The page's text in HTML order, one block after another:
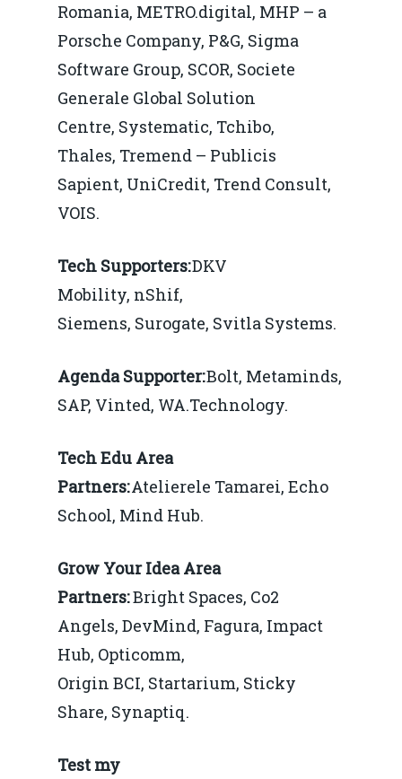
Romania, METRO.digital, MHP – a
Porsche Company, P&G, Sigma
Software Group, SCOR, Societe
Generale Global Solution
Centre, Systematic, Tchibo,
Thales, Tremend – Publicis
Sapient, UniCredit, Trend Consult,
VOIS.
Tech Supporters:DKV
Mobility, nShif,
Siemens, Surogate, Svitla Systems.
Agenda Supporter:Bolt, Metaminds,
SAP, Vinted, WA.Technology.
Tech Edu Area
Partners:Atelierele Tamarei, Echo
School, Mind Hub.
Grow Your Idea Area
Partners:Bright Spaces, Co2
Angels, DevMind, Fagura, Impact
Hub, Opticomm,
Origin BCI, Startarium, Sticky
Share, Synaptiq.
Test my
Evenimente
Foto
Modelul economic
România – orizont
resurselor naturale
Piaţa gazelor naturale:
IMM
IMM
Durabilă
Construcții și
Video
Marea Neagră în Noua
economie
Piața gazelor naturale:
concurență.
EM360 Talk
Contact
Daniel Apostol
Email: